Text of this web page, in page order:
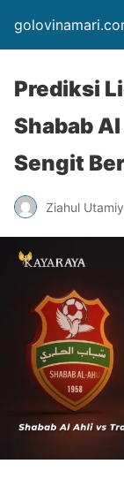
Prediksi
Shabab
Sengit
Ziahul Utamiy